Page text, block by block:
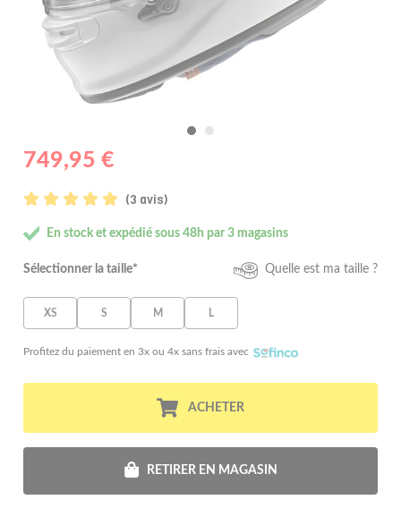
749,95 €
(3 avis)
En stock et expédié sous 48h par 3 magasins
Sélectionner la taille* Quelle est ma taille ?
XS S M L
Profitez du paiement en 3x ou 4x sans frais avec
ACHETER
RETIRER EN MAGASIN